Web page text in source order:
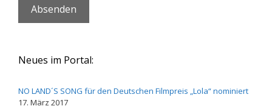
Neues im Portal:
NO LAND´S SONG für den Deutschen Filmpreis „Lola“ nominiert
17. März 2017